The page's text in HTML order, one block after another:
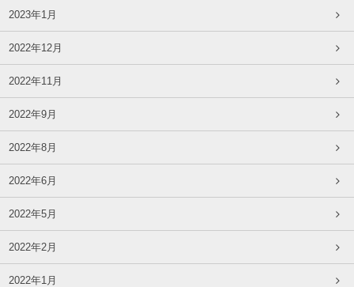
2023年1月
2022年12月
2022年11月
2022年9月
2022年8月
2022年6月
2022年5月
2022年2月
2022年1月